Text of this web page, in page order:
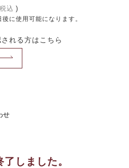
税込
に使用可能になります。
れる方はこちら
せ
しました。